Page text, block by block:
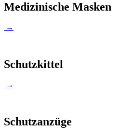
Medizinische Masken
→
Schutzkittel
→
Schutzanzüge